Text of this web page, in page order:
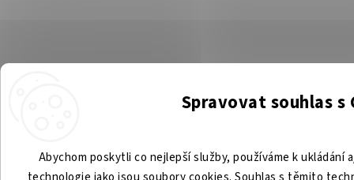
Spravovat souhlas s
Abychom poskytli co nejlepší služby, používáme k